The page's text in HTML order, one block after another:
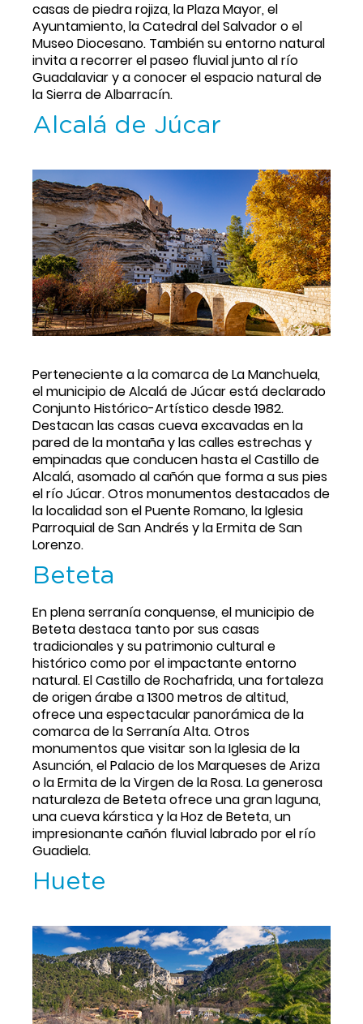
casas de piedra rojiza, la Plaza Mayor, el
Ayuntamiento, la Catedral del Salvador o el
Museo Diocesano. También su entorno natural
invita a recorrer el paseo fluvial junto al río
Guadalaviar y a conocer el espacio natural de
la Sierra de Albarracín.
Alcalá de Júcar
Perteneciente a la comarca de La Manchuela,
el municipio de Alcalá de Júcar está declarado
Conjunto Histórico-Artístico desde 1982.
Destacan las casas cueva excavadas en la
pared de la montaña y las calles estrechas y
empinadas que conducen hasta el Castillo de
Alcalá, asomado al cañón que forma a sus pies
el río Júcar. Otros monumentos destacados de
la localidad son el Puente Romano, la Iglesia
Parroquial de San Andrés y la Ermita de San
Lorenzo.
Beteta
En plena serranía conquense, el municipio de
Beteta destaca tanto por sus casas
tradicionales y su patrimonio cultural e
histórico como por el impactante entorno
natural. El Castillo de Rochafrida, una fortaleza
de origen árabe a 1300 metros de altitud,
ofrece una espectacular panorámica de la
comarca de la Serranía Alta. Otros
monumentos que visitar son la Iglesia de la
Asunción, el Palacio de los Marqueses de Ariza
o la Ermita de la Virgen de la Rosa. La generosa
naturaleza de Beteta ofrece una gran laguna,
una cueva kárstica y la Hoz de Beteta, un
impresionante cañón fluvial labrado por el río
Guadiela.
Huete